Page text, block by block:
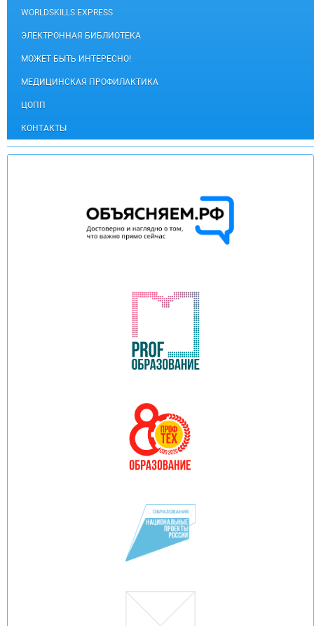
WORLDSKILLS EXPRESS
ЭЛЕКТРОННАЯ БИБЛИОТЕКА
МОЖЕТ БЫТЬ ИНТЕРЕСНО!
МЕДИЦИНСКАЯ ПРОФИЛАКТИКА
ЦОПП
КОНТАКТЫ